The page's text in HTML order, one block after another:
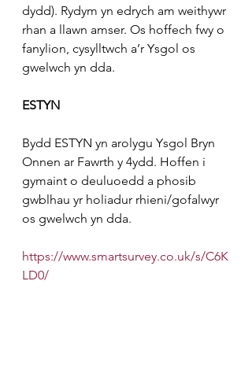
dydd). Rydym yn edrych am weithywr
rhan a llawn amser. Os hoffech fwy o
fanylion, cysylltwch a’r Ysgol os
gwelwch yn dda.
ESTYN
Bydd ESTYN yn arolygu Ysgol Bryn
Onnen ar Fawrth y 4ydd. Hoffen i
gymaint o deuluoedd a phosib
gwblhau yr holiadur rhieni/gofalwyr
os gwelwch yn dda.
https://www.smartsurvey.co.uk/s/C6K
LD0/